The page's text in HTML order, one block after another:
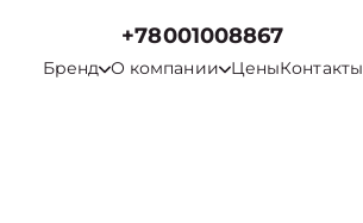
+78001008867
Бренд О компании ЦеныКонтакты